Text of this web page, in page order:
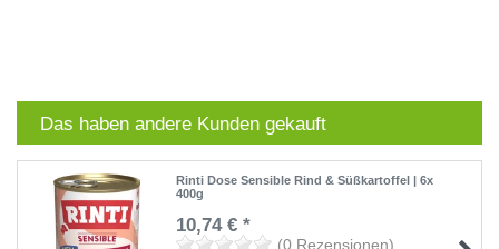
Das haben andere Kunden gekauft
Rinti Dose Sensible Rind & Süßkartoffel | 6x
400g
10,74 € *
(0 Rezensionen)